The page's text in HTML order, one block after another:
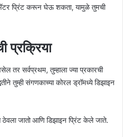
प्रिंट करून घेऊ शकता, यामुळे तुमची
प्रक्रिया
तर सर्वप्रथम, तुम्हाला ज्या प्रकारची
तुम्ही संगणकाच्या कोरल ड्रॉमध्ये डिझाइन
जातो आणि डिझाइन प्रिंट केले जाते.